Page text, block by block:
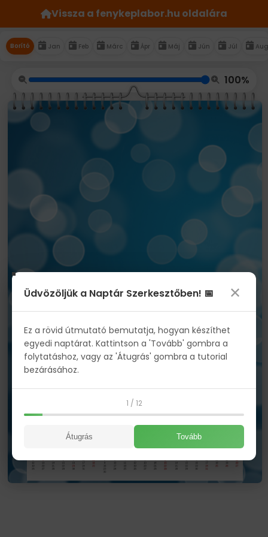
Vissza a fenykeplabor.hu oldalára
Borító Jan Feb Márc Ápr Máj Jún Júl Aug
100%
Üdvözöljük a Naptár Szerkesztőben! 📅 ✕
Ez a rövid útmutató bemutatja, hogyan készíthet
egyedi naptárat. Kattintson a 'Tovább' gombra a
folytatáshoz, vagy az 'Átugrás' gombra a tutorial
bezárásához.
1 / 12
Átugrás Tovább